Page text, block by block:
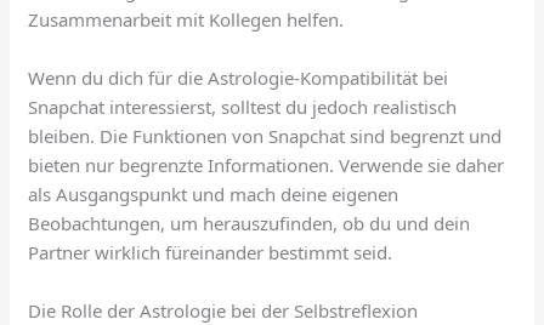
Zusammenarbeit mit Kollegen helfen.
Wenn du dich für die Astrologie-Kompatibilität bei
Snapchat interessierst, solltest du jedoch realistisch
bleiben. Die Funktionen von Snapchat sind begrenzt und
bieten nur begrenzte Informationen. Verwende sie daher
als Ausgangspunkt und mach deine eigenen
Beobachtungen, um herauszufinden, ob du und dein
Partner wirklich füreinander bestimmt seid.
Die Rolle der Astrologie bei der Selbstreflexion